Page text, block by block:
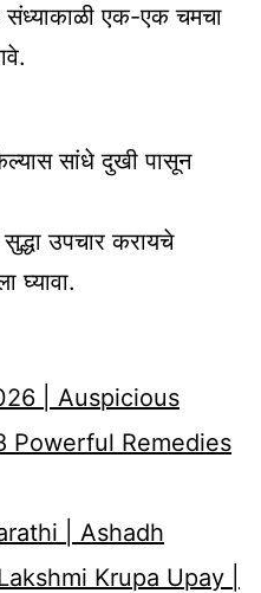
एक-एक चमचा
सांधे दुखी पासून
उपचार करायचे
घ्यावा.
| Auspicious
Powerful Remedies
| Ashadh
Krupa Upay |